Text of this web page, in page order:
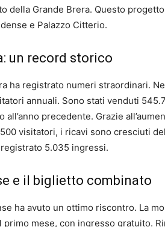
della Grande Brera. Questo
e Palazzo Citterio.
un record storico
ha registrato numeri straordinari.
annuali. Sono stati venduti
precedente. Grazie
visitatori, i ricavi sono cresciuti
5.035 ingressi.
e il biglietto combinato
ha avuto un ottimo riscontro. La
mese, con ingresso gratuito.